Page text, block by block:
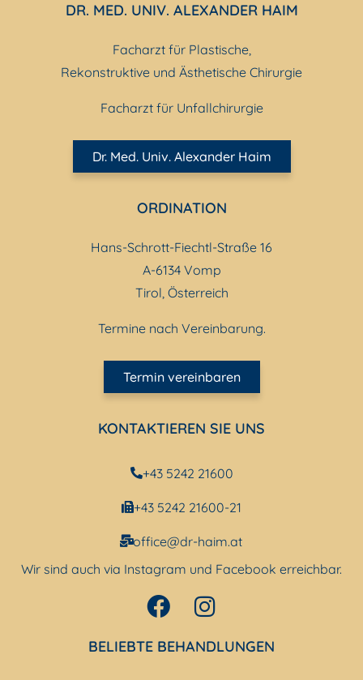
DR. MED. UNIV. ALEXANDER HAIM
Facharzt für Plastische,
Rekonstruktive und Ästhetische Chirurgie
Facharzt für Unfallchirurgie
Dr. Med. Univ. Alexander Haim
ORDINATION
Hans-Schrott-Fiechtl-Straße 16
A-6134 Vomp
Tirol, Österreich
Termine nach Vereinbarung.
Termin vereinbaren
KONTAKTIEREN SIE UNS
+43 5242 21600
+43 5242 21600-21
office@dr-haim.at
Wir sind auch via Instagram und Facebook erreichbar.
BELIEBTE BEHANDLUNGEN